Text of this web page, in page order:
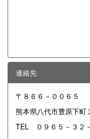
連絡先
〒８６６－００６５
熊本県八代市豊原下町
TEL ０９６５－３